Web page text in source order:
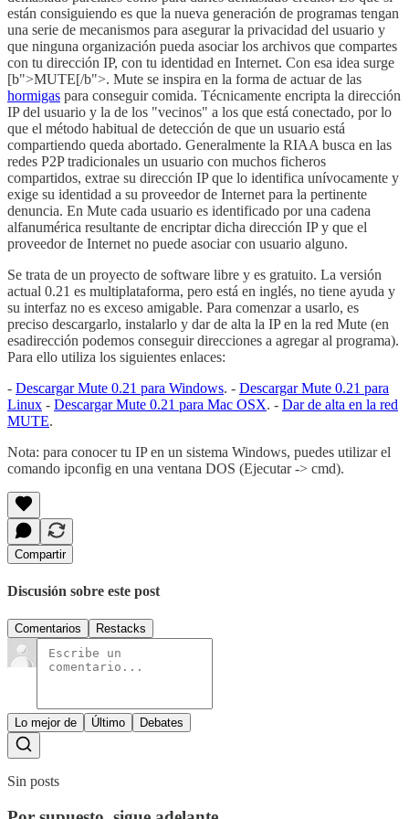
están consiguiendo es que la nueva generación de programas tengan
una serie de mecanismos para asegurar la privacidad del usuario y
que ninguna organización pueda asociar los archivos que compartes
con tu dirección IP, con tu identidad en Internet. Con esa idea surge
[b">MUTE[/b">. Mute se inspira en la forma de actuar de las
hormigas para conseguir comida. Técnicamente encripta la dirección
IP del usuario y la de los "vecinos" a los que está conectado, por lo
que el método habitual de detección de que un usuario está
compartiendo queda abortado. Generalmente la RIAA busca en las
redes P2P tradicionales un usuario con muchos ficheros
compartidos, extrae su dirección IP que lo identifica unívocamente y
exige su identidad a su proveedor de Internet para la pertinente
denuncia. En Mute cada usuario es identificado por una cadena
alfanumérica resultante de encriptar dicha dirección IP y que el
proveedor de Internet no puede asociar con usuario alguno.
Se trata de un proyecto de software libre y es gratuito. La versión
actual 0.21 es multiplataforma, pero está en inglés, no tiene ayuda y
su interfaz no es exceso amigable. Para comenzar a usarlo, es
preciso descargarlo, instalarlo y dar de alta la IP en la red Mute (en
esadirección podemos conseguir direcciones a agregar al programa).
Para ello utiliza los siguientes enlaces:
- Descargar Mute 0.21 para Windows. - Descargar Mute 0.21 para
Linux - Descargar Mute 0.21 para Mac OSX. - Dar de alta en la red
MUTE.
Nota: para conocer tu IP en un sistema Windows, puedes utilizar el
comando ipconfig en una ventana DOS (Ejecutar -> cmd).
Compartir
Discusión sobre este post
Comentarios Restacks
Lo mejor de Último Debates
Sin posts